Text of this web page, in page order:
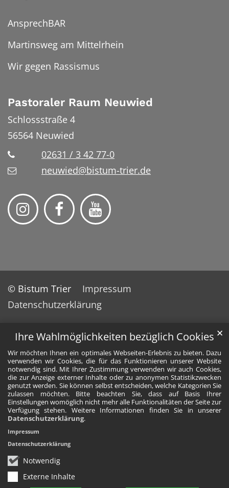
Ihre Wahlmöglichkeiten bezüglich Cookies
Wir möchten Ihnen ein optimales Webseiten-Erlebnis zu bieten. Dazu
verwenden wir Cookies, die für das Funktionieren unserer Website
notwendig sind. Mit Ihrer Zustimmung verwenden wir auch Cookies,
die zur Anzeige externer Inhalte oder zu anonymen Statistikzwecken
genutzt werden. Sie können selbst entscheiden, welche Kategorien Sie
zulassen möchten. Bitte beachten Sie, dass auf Basis Ihrer
Einstellungen womöglich nicht mehr alle Funktionalitäten der Seite zur
Verfügung stehen. Weitere Informationen finden Sie in unserer
Datenschutzerklärung.
Notwendig
Externe Inhalte
✕
Impressum
Datenschutzerklärung
AnsprechBAR
Martinsweg am Mittelrhein
Wir gegen Rassismus
Pastoraler Raum Neuwied
Schlossstraße 4
56564 Neuwied
02631 / 3 42 77-0
neuwied@bistum-trier.de
© Bistum Trier
Impressum
Datenschutzerklärung